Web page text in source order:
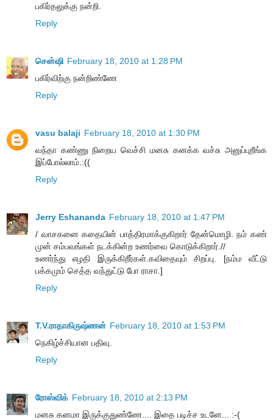
பகிர்தலுக்கு நன்றி.
Reply
சென்ஷி February 18, 2010 at 1:28 PM
பகிர்விற்கு நன்றிண்ணே
Reply
vasu balaji February 18, 2010 at 1:30 PM
வந்தா கண்ணு நிறைய வெச்சி மனசு கனக்க வச்சு அனுப்புறீங்க
இப்போல்லாம்.:((
Reply
Jerry Eshananda February 18, 2010 at 1:47 PM
/ வாசகனை கதையின் பாத்திரமாக்குகிறார் தேன்மொழி. நம் கண்
முன் சம்பவங்கள் நடக்கின்ற உணர்வை கொடுக்கிறார்.//
உணர்ந்து எழதி இருக்கிறீர்கள்.கவிதையும் சிறப்பு. [நம்ம வீட்டு
பக்கமும் செத்த வந்துட்டு போ ராசா.]
Reply
T.V.ராதாகிருஷ்ணன் February 18, 2010 at 1:53 PM
நெகிழ்ச்சியான பதிவு.
Reply
ரோஸ்விக் February 18, 2010 at 2:13 PM
மனசு கனமா இருக்குதுண்ணே.... இதை படிச்ச உடனே... :-(